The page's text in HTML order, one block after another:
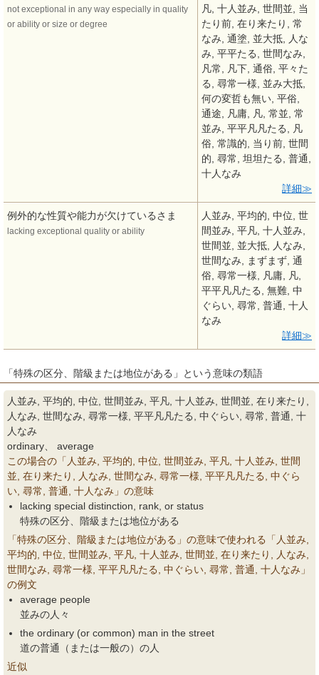
not exceptional in any way especially in quality
or ability or size or degree
凡, 十人並み, 世間並, 当
たり前, 在り来たり, 常
なみ, 通塗, 並大抵, 人な
み, 平平たる, 世間なみ,
凡常, 凡下, 通俗, 平々た
る, 尋常一様, 並み大抵,
何の変哲も無い, 平俗,
通途, 凡庸, 凡, 常並, 常
並み, 平平凡凡たる, 凡
俗, 常識的, 当り前, 世間
的, 尋常, 坦坦たる, 普通,
十人なみ
詳細
例外的な性質や能力が欠けているさま
lacking exceptional quality or ability
人並み, 平均的, 中位, 世
間並み, 平凡, 十人並み,
世間並, 並大抵, 人なみ,
世間なみ, まずまず, 通
俗, 尋常一様, 凡庸, 凡,
平平凡凡たる, 無難, 中
ぐらい, 尋常, 普通, 十人
なみ
詳細
「特殊の区分、階級または地位がある」という意味の類語
人並み, 平均的, 中位, 世間並み, 平凡, 十人並み, 世間並, 在り来たり,
人なみ, 世間なみ, 尋常一様, 平平凡凡たる, 中ぐらい, 尋常, 普通, 十
人なみ
ordinary、 average
この場合の「人並み, 平均的, 中位, 世間並み, 平凡, 十人並み, 世間
並, 在り来たり, 人なみ, 世間なみ, 尋常一様, 平平凡凡たる, 中ぐら
い, 尋常, 普通, 十人なみ」の意味
lacking special distinction, rank, or status
特殊の区分、階級または地位がある
「特殊の区分、階級または地位がある」の意味で使われる「人並み,
平均的, 中位, 世間並み, 平凡, 十人並み, 世間並, 在り来たり, 人なみ,
世間なみ, 尋常一様, 平平凡凡たる, 中ぐらい, 尋常, 普通, 十人なみ」
の例文
average people
並みの人々
the ordinary (or common) man in the street
道の普通（または一般の）の人
近似